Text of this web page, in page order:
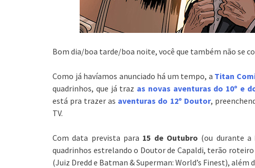
Bom dia/boa tarde/boa noite, você que também não se
Como já havíamos anunciado há um tempo, a Titan
quadrinhos, que já traz as novas aventuras do 10º e
está pra trazer as aventuras do 12º Doutor,
TV.
Com data prevista para 15 de Outubro (ou durante a
quadrinhos estrelando o Doutor de Capaldi, terão roteiro
(Juiz Dredd e Batman & Superman: World’s Finest), além